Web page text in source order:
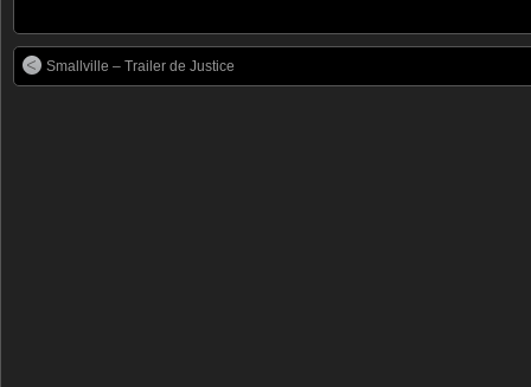
Smallville – Trailer de Justice